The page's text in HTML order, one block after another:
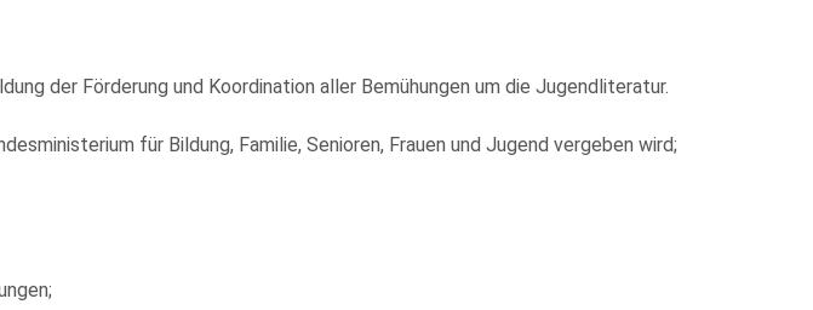
der Förderung und Koordination aller Bemühungen um die Jugendliteratur.
für Bildung, Familie, Senioren, Frauen und Jugend vergeben wird;